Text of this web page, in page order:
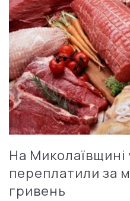
На Миколаївщині
переплатили за
гривень